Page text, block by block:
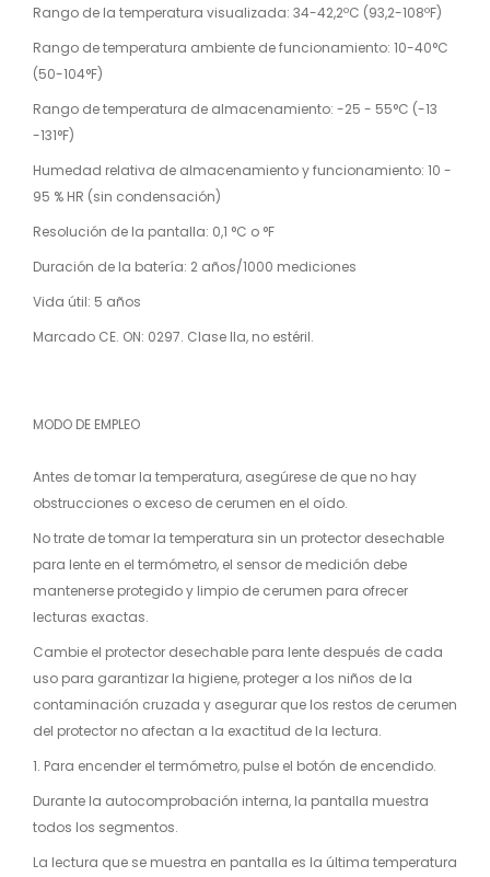
Rango de la temperatura visualizada: 34-42,2ºC (93,2-108ºF)
Rango de temperatura ambiente de funcionamiento: 10-40°C
(50-104°F)
Rango de temperatura de almacenamiento: -25 - 55°C (-13
-131°F)
Humedad relativa de almacenamiento y funcionamiento: 10 -
95 % HR (sin condensación)
Resolución de la pantalla: 0,1 °C o °F
Duración de la batería: 2 años/1000 mediciones
Vida útil: 5 años
Marcado CE. ON: 0297. Clase IIa, no estéril.
MODO DE EMPLEO
Antes de tomar la temperatura, asegúrese de que no hay
obstrucciones o exceso de cerumen en el oído.
No trate de tomar la temperatura sin un protector desechable
para lente en el termómetro, el sensor de medición debe
mantenerse protegido y limpio de cerumen para ofrecer
lecturas exactas.
Cambie el protector desechable para lente después de cada
uso para garantizar la higiene, proteger a los niños de la
contaminación cruzada y asegurar que los restos de cerumen
del protector no afectan a la exactitud de la lectura.
1. Para encender el termómetro, pulse el botón de encendido.
Durante la autocomprobación interna, la pantalla muestra
todos los segmentos.
La lectura que se muestra en pantalla es la última temperatura